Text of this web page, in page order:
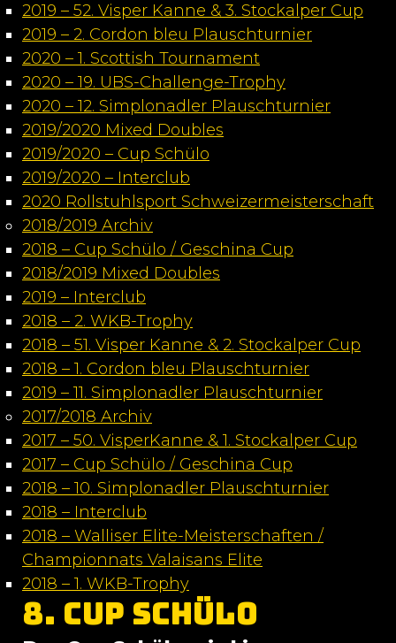
2019 – 52. Visper Kanne & 3. Stockalper Cup
2019 – 2. Cordon bleu Plauschturnier
2020 – 1. Scottish Tournament
2020 – 19. UBS-Challenge-Trophy
2020 – 12. Simplonadler Plauschturnier
2019/2020 Mixed Doubles
2019/2020 – Cup Schülo
2019/2020 – Interclub
2020 Rollstuhlsport Schweizermeisterschaft
2018/2019 Archiv
2018 – Cup Schülo / Geschina Cup
2018/2019 Mixed Doubles
2019 – Interclub
2018 – 2. WKB-Trophy
2018 – 51. Visper Kanne & 2. Stockalper Cup
2018 – 1. Cordon bleu Plauschturnier
2019 – 11. Simplonadler Plauschturnier
2017/2018 Archiv
2017 – 50. VisperKanne & 1. Stockalper Cup
2017 – Cup Schülo / Geschina Cup
2018 – 10. Simplonadler Plauschturnier
2018 – Interclub
2018 – Walliser Elite-Meisterschaften /
Championnats Valaisans Elite
2018 – 1. WKB-Trophy
8. Cup Schülo